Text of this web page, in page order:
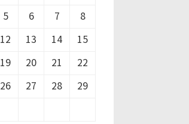
5 6 7 8
12 13 14 15
19 20 21 22
26 27 28 29